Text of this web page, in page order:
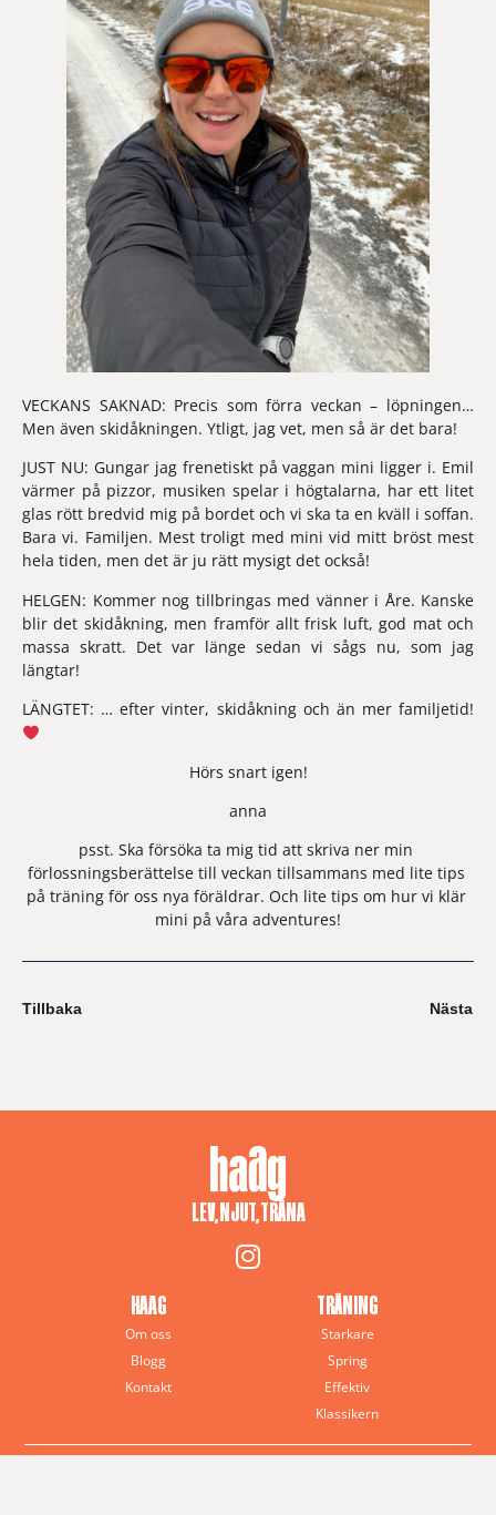
VECKANS SAKNAD: Precis som förra veckan – löpningen…
Men även skidåkningen. Ytligt, jag vet, men så är det bara!
JUST NU: Gungar jag frenetiskt på vaggan mini ligger i. Emil
värmer på pizzor, musiken spelar i högtalarna, har ett litet
glas rött bredvid mig på bordet och vi ska ta en kväll i soffan.
Bara vi. Familjen. Mest troligt med mini vid mitt bröst mest
hela tiden, men det är ju rätt mysigt det också!
HELGEN: Kommer nog tillbringas med vänner i Åre. Kanske
blir det skidåkning, men framför allt frisk luft, god mat och
massa skratt. Det var länge sedan vi sågs nu, som jag
längtar!
LÄNGTET: … efter vinter, skidåkning och än mer familjetid!
Hörs snart igen!
anna
psst. Ska försöka ta mig tid att skriva ner min
förlossningsberättelse till veckan tillsammans med lite tips
på träning för oss nya föräldrar. Och lite tips om hur vi klär
mini på våra adventures!
Tillbaka Nästa
LEV, NJUT, TRÄNA
HAAG
Om oss
Blogg
Kontakt
TRÄNING
Starkare
Spring
Effektiv
Klassikern